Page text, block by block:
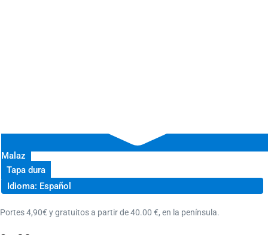
Malaz
Tapa dura
Idioma: Español
Portes 4,90€ y gratuitos a partir de 40.00 €, en la península.